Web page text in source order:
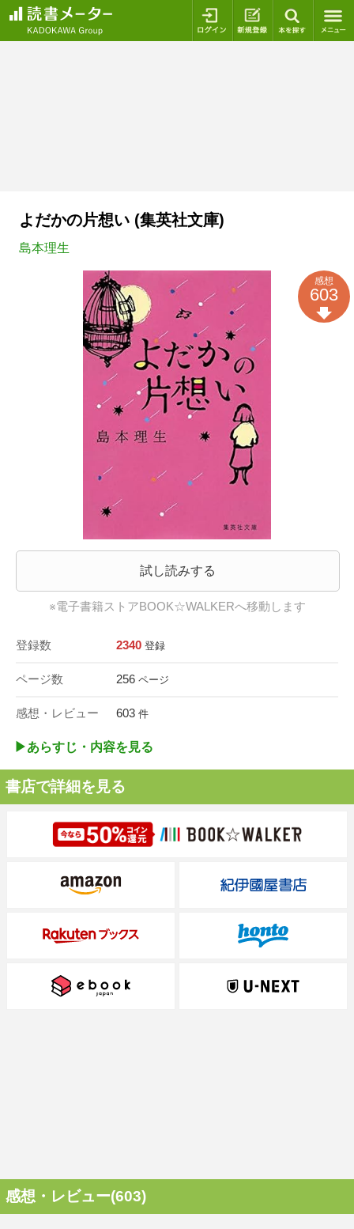
ログイン 新規登録
よだかの片想い (集英社文庫)
島本理生
試し読みする
※電子書籍ストアBOOK☆WALKERへ移動します
登録数 2340 登録
ページ数 256 ページ
感想・レビュー 603 件
感想
603
▶︎あらすじ・内容を見る
書店で詳細を見る
感想・レビュー(603)